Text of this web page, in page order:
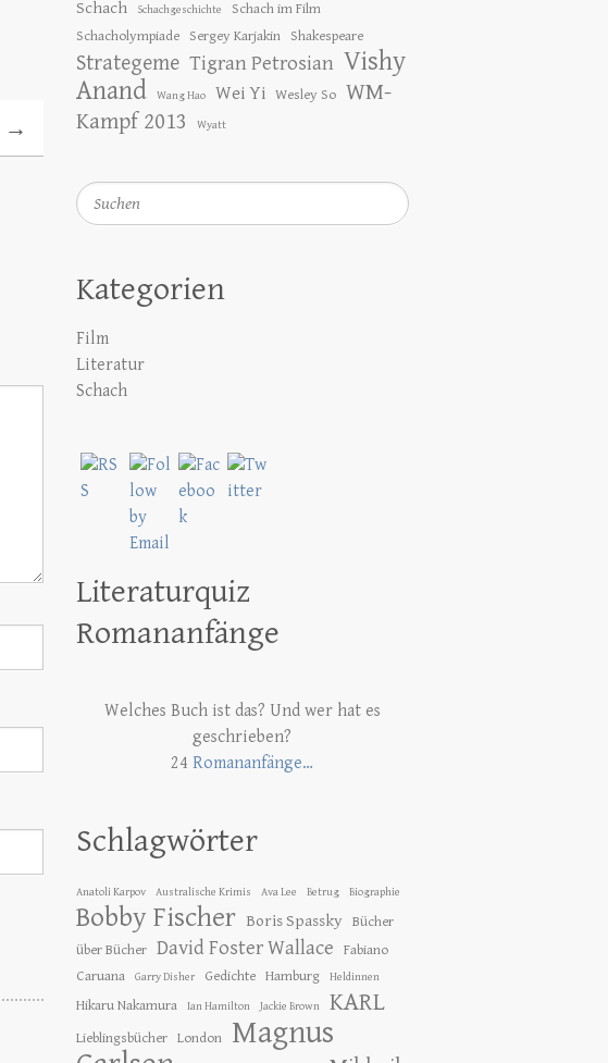
→
Schach Schachgeschichte
Schach im Film
Schacholympiade
Sergey Karjakin Shakespeare
Strategeme Tigran Petrosian Vishy
Anand
Wang Hao Wei Yi Wesley So WM-
Kampf 2013
Wyatt
Suchen
Kategorien
Film
Literatur
Schach
Literaturquiz
Romananfänge
Welches Buch ist das? Und wer hat es
geschrieben?
24Romananfänge…
Schlagwörter
Anatoli Karpov Australische Krimis Ava Lee Betrug Biographie
Bobby Fischer Boris Spassky Bücher
über Bücher David Foster Wallace
Fabiano
Caruana
Garry Disher Gedichte Hamburg Heldinnen
Hikaru Nakamura Ian Hamilton Jackie Brown KARL
Lieblingsbücher London
Magnus